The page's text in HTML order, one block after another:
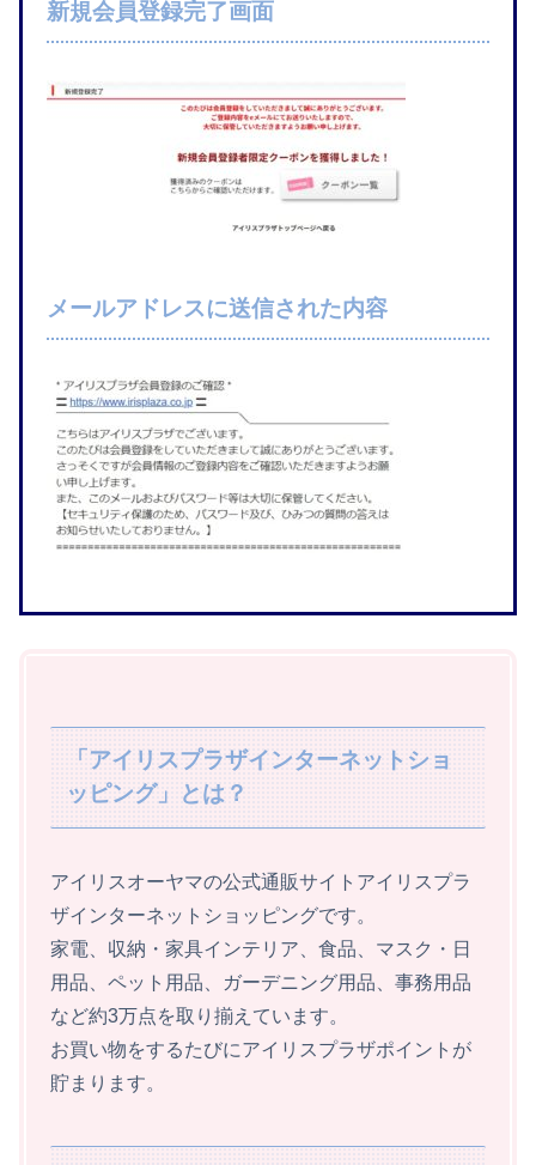
新規会員登録完了画面
メールアドレスに送信された内容
「アイリスプラザインターネットショ
ッピング」とは？
アイリスオーヤマの公式通販サイトアイリスプラ
ザインターネットショッピングです。
家電、収納・家具インテリア、食品、マスク・日
用品、ペット用品、ガーデニング用品、事務用品
など約3万点を取り揃えています。
お買い物をするたびにアイリスプラザポイントが
貯まります。